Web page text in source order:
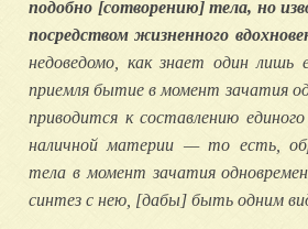
подобно [сотворению] тела, но
посредством жизненного
недоведомо, как знает один лишь
приемля бытие в момент зачатия
приводится к составлению
наличной материи — то есть,
тела в момент зачатия
синтез с нею, [дабы] быть одним